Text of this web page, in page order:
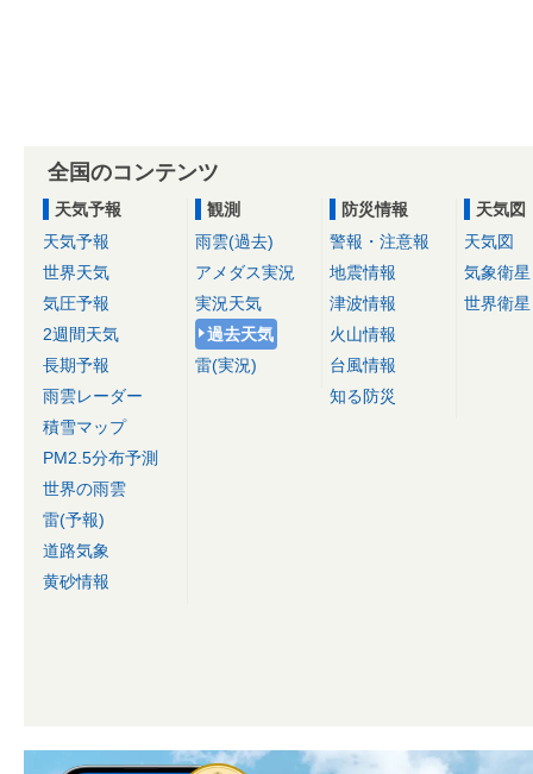
全国のコンテンツ
天気予報
天気予報
世界天気
気圧予報
2週間天気
長期予報
雨雲レーダー
積雪マップ
PM2.5分布予測
世界の雨雲
雷(予報)
道路気象
黄砂情報
観測
雨雲(過去)
アメダス実況
実況天気
過去天気
雷(実況)
防災情報
警報・注意報
地震情報
津波情報
火山情報
台風情報
知る防災
天気図
天気図
気象衛星
世界衛星